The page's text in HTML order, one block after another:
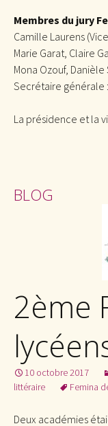
Membres du jury
Camille Laurens
Marie Garat, Claire
Mona Ozouf,
Secrétaire générale
La présidence et la
BLOG
2ème
10 octobre 2017
littéraire
Femina
Deux académies